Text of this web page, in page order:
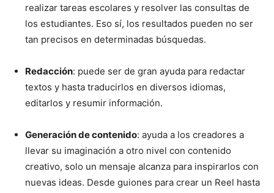
realizar tareas escolares y resolver las consultas de
los estudiantes. Eso sí, los resultados pueden no ser
tan precisos en determinadas búsquedas.
Redacción: puede ser de gran ayuda para redactar
textos y hasta traducirlos en diversos idiomas,
editarlos y resumir información.
Generación de contenido: ayuda a los creadores a
llevar su imaginación a otro nivel con contenido
creativo, solo un mensaje alcanza para inspirarlos con
nuevas ideas. Desde guiones para crear un Reel hasta